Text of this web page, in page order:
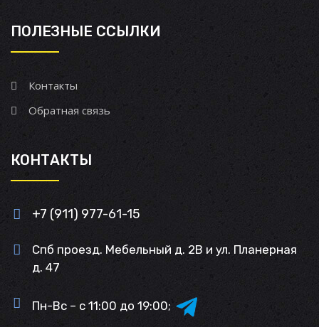
ПОЛЕЗНЫЕ ССЫЛКИ
Контакты
Обратная связь
КОНТАКТЫ
+7 (911) 977-61-15
Спб проезд. Мебельный д. 2В и ул. Планерная
д. 47
Пн-Вс – с 11:00 до 19:00;